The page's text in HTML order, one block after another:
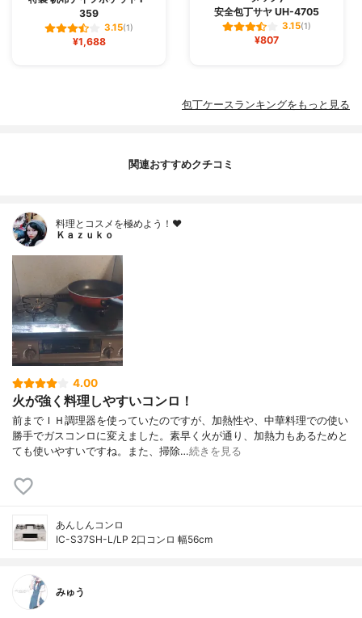
359
3.15(1)
¥1,688
安全包丁サヤ UH-4705
3.15(1)
¥807
包丁ケースランキングをもっと見る
関連おすすめクチコミ
料理とコスメを極めよう！♥
Ｋａｚｕｋｏ
4.00
火が強く料理しやすいコンロ！
前までＩＨ調理器を使っていたのですが、加熱性や、中華料理での使い
勝手でガスコンロに変えました。素早く火が通り、加熱力もあるためと
ても使いやすいですね。また、掃除…続きを見る
あんしんコンロ
IC-S37SH-L/LP 2口コンロ 幅56cm
みゅう